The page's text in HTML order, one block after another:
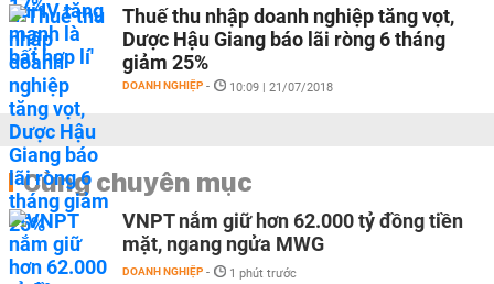
Thuế thu nhập doanh nghiệp tăng vọt,
Dược Hậu Giang báo lãi ròng 6 tháng
giảm 25%
DOANH NGHIỆP - 10:09 | 21/07/2018
Cùng chuyên mục
VNPT nắm giữ hơn 62.000 tỷ đồng tiền
mặt, ngang ngửa MWG
DOANH NGHIỆP - 1 phút trước